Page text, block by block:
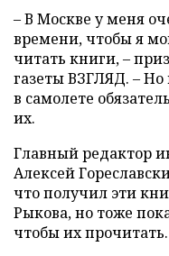
– В Москве у меня
времени, чтобы я
читать книги, –
газеты ВЗГЛЯД. – Но
в самолете
их.
Главный редактор
Алексей
что получил эти
Рыкова, но тоже
чтобы их прочитать.